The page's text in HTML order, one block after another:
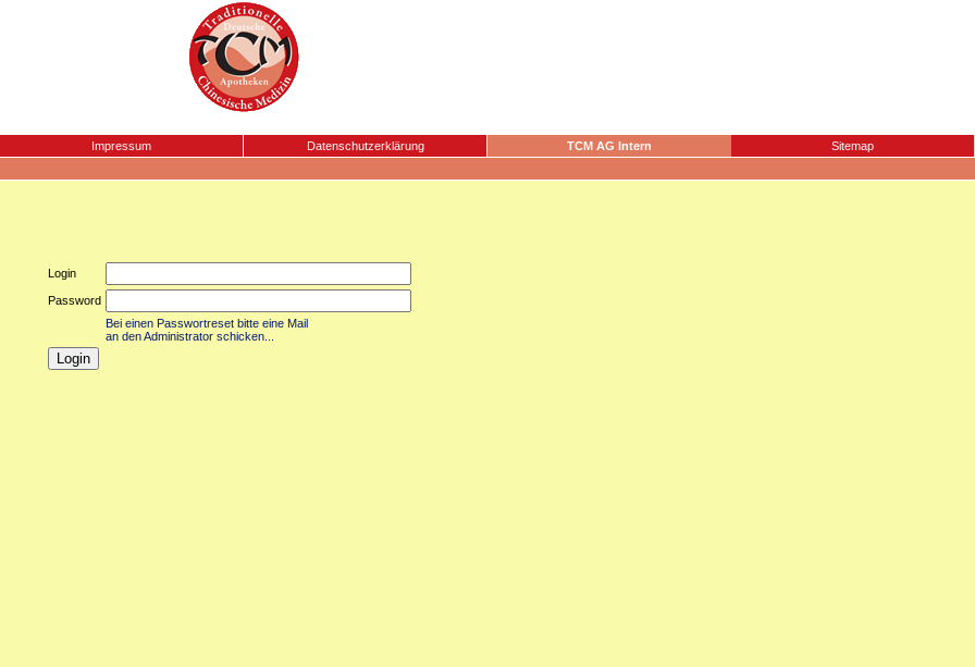
Impressum Datenschutzerklärung TCM AG Intern
Sitemap
Login
Password
Bei einen Passwortreset bitte eine Mail
an den Administrator schicken...